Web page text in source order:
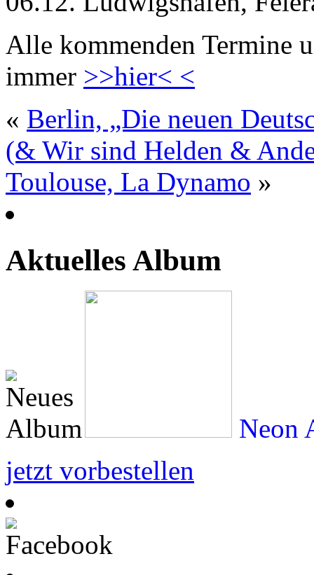
Alle kommenden Termine
immer >>hier< <
« Berlin, „Die neuen
(& Wir sind Helden &
Toulouse, La Dynamo »
Aktuelles Album
Neon
jetzt vorbestellen